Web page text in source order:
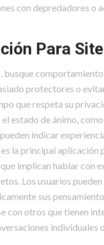
con depredadores o
Para
busque
protectores o
que respeta su
estado de ánimo,
indicar
la principal aplicación
implican hablar con
Los usuarios
sus
con otros que tienen
individuales